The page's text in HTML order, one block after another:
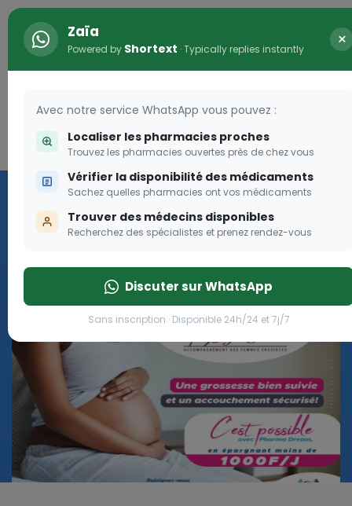
Connexion
Programme OLGA-ESTHER
Rejoignez le programme Olga Esther pour les femmes
enceintes
Rejoignez le programme Olga Esther pour les
Zaïa
Powered by Shortext · Typically replies instantly ×
Avec notre service WhatsApp vous pouvez :
Localiser les pharmacies proches
Trouvez les pharmacies ouvertes près de chez vous
Vérifier la disponibilité des médicaments
Sachez quelles pharmacies ont vos médicaments
Trouver des médecins disponibles
Recherchez des spécialistes et prenez rendez-vous
Discuter sur WhatsApp
Sans inscription · Disponible 24h/24 et 7j/7